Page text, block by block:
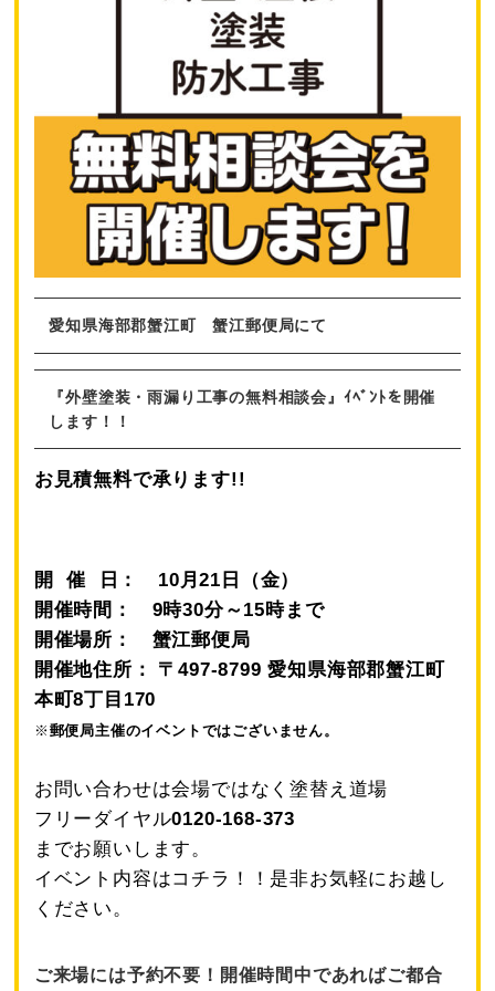
愛知県海部郡蟹江町 蟹江郵便局にて
『外壁塗装・雨漏り工事の無料相談会』ｲﾍﾞﾝﾄを開催
します！！
お見積無料で承ります!!
開 催 日： 10月21 日（金）
開催時間： 9時30分～15時まで
開催場所： 蟹江郵便局
開催地住所： 〒497-8799 愛知県海部郡蟹江町
本町8丁目170
※ 郵便局主催のイベントではございません。
お問い合わせは会場ではなく塗替え道場
フリーダイヤル0120-168-373
までお願いします。
イベント内容はコチラ！！是非お気軽にお越し
ください。
ご来場には予約不要！開催時間中であればご都合